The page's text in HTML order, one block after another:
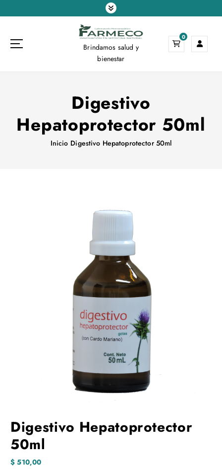
a
a
Brindamos salud y
bienestar
0
Digestivo
Hepatoprotector 50ml
Inicio Digestivo Hepatoprotector 50ml
Digestivo Hepatoprotector
50ml
$ 510,00